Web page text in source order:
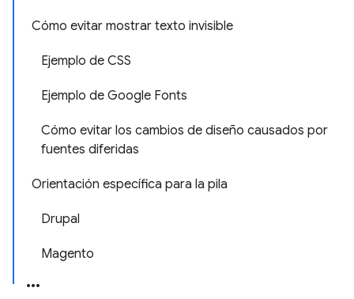
Cómo evitar mostrar texto invisible
Ejemplo de CSS
Ejemplo de Google Fonts
Cómo evitar los cambios de diseño causados por
fuentes diferidas
Orientación específica para la pila
Drupal
Magento